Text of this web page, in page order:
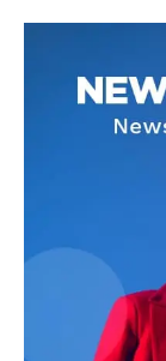
AIN
Contact Us
About Us
Privacy Policy